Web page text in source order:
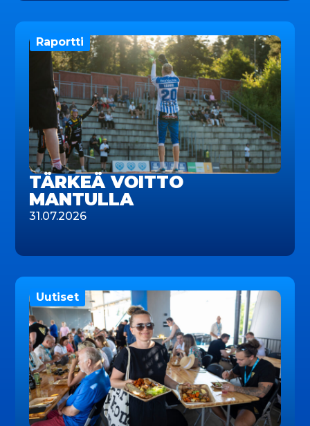
Raportti
TÄRKEÄ VOITTO
MANTULLA
31.07.2026
Uutiset